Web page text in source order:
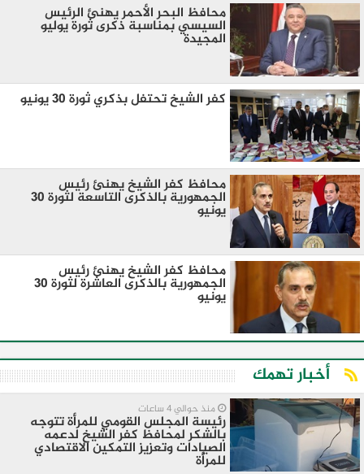
محافظ البحر الأحمر يهنئ الرئيس
السيسي بمناسبة ذكرى ثورة يوليو
المجيدة
كفر الشيخ تحتفل بذكري ثورة 30 يونيو
محافظ كفر الشيخ يهنئ رئيس
الجمهورية بالذكرى التاسعة لثورة 30
يونيو
محافظ كفر الشيخ يهنئ رئيس
الجمهورية بالذكرى العاشرة لثورة 30
يونيو
أخبار تهمك
منذ حوالي 4 ساعات
رئيسة المجلس القومي للمرأة تتوجه
بالشكر لمحافظ كفر الشيخ لدعمه
الصيادات وتعزيز التمكين الاقتصادي
للمرأة